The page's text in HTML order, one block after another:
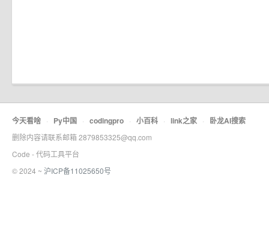
今天看啥 · Py中国 · codingpro · 小百科 · link之家 · 卧龙AI搜索
删除内容请联系邮箱 2879853325@qq.com
Code - 代码工具平台
© 2024 ~ 沪ICP备11025650号